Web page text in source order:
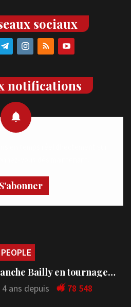
sociaux
notifications
S'abonner
PEOPLE
Bailly en tournage…
4 ans depuis 78 548